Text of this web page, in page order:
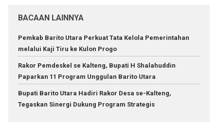
BACAAN LAINNYA
Pemkab Barito Utara Perkuat Tata Kelola Pemerintahan
melalui Kaji Tiru ke Kulon Progo
Rakor Pemdeskel se Kalteng, Bupati H Shalahuddin
Paparkan 11 Program Unggulan Barito Utara
Bupati Barito Utara Hadiri Rakor Desa se-Kalteng,
Tegaskan Sinergi Dukung Program Strategis